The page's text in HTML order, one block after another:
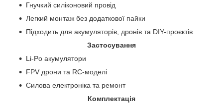
Гнучкий силіконовий провід
Легкий монтаж без додаткової пайки
Підходить для акумуляторів, дронів та DIY-проєктів
Застосування
Li-Po акумулятори
FPV дрони та RC-моделі
Силова електроніка та ремонт
Комплектація